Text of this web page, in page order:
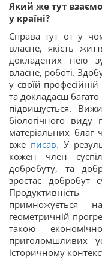
Який же тут
у країні?
Справа тут от у
власне, якість
докладених нею
власне, роботі.
у своїй
та докладаєш
підвищується.
біологічного виду
матеріальних благ
вже писав. У
кожен член
добробуту, та
зростає добробут
примножується
геометричній
такою
приголомшливих
історичному